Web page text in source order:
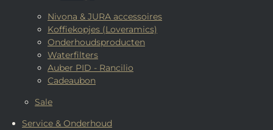
Nivona & JURA accessoires
Koffiekopjes (Loveramics)
Onderhoudsproducten
Waterfilters
Auber PID - Rancilio
Cadeaubon
Sale
Service & Onderhoud